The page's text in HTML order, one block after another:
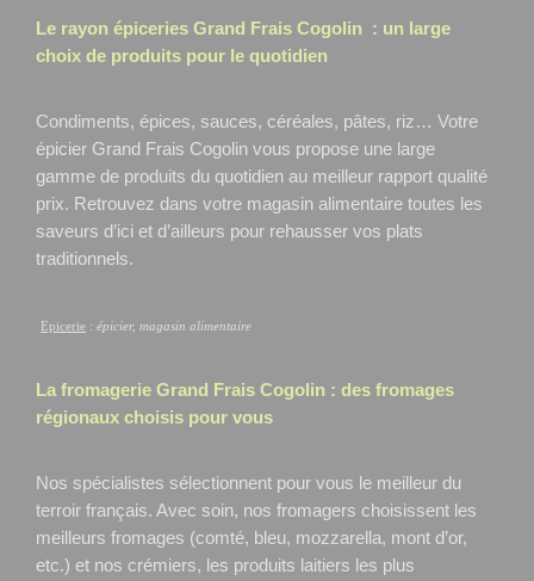
Le rayon épiceries Grand Frais Cogolin
: un large
choix de produits pour le quotidien
Condiments, épices, sauces, céréales, pâtes, riz… Votre
épicier Grand Frais Cogolin vous propose une large
gamme de produits du quotidien au meilleur rapport qualité
prix. Retrouvez dans votre magasin alimentaire toutes les
saveurs d’ici et d’ailleurs pour rehausser vos plats
traditionnels.
Epicerie : épicier, magasin alimentaire
La fromagerie Grand Frais Cogolin : des fromages
régionaux choisis pour vous
Nos spécialistes sélectionnent pour vous le meilleur du
terroir français. Avec soin, nos fromagers choisissent les
meilleurs fromages (comté, bleu, mozzarella, mont d’or,
etc.) et nos crémiers, les produits laitiers les plus